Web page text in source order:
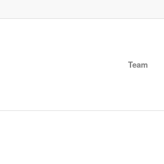
Team